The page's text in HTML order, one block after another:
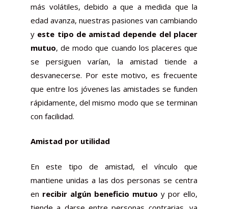
más volátiles, debido a que a medida que la
edad avanza, nuestras pasiones van cambiando
y este tipo de amistad depende del placer
mutuo, de modo que cuando los placeres que
se persiguen varían, la amistad tiende a
desvanecerse. Por este motivo, es frecuente
que entre los jóvenes las amistades se funden
rápidamente, del mismo modo que se terminan
con facilidad.
Amistad por utilidad
En este tipo de amistad, el vínculo que
mantiene unidas a las dos personas se centra
en recibir algún beneficio mutuo y por ello,